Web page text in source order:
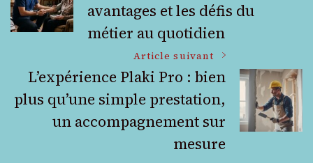
des
articles
avantages et les défis du
métier au quotidien
Article suivant
L’expérience Plaki Pro : bien
plus qu’une simple prestation,
un accompagnement sur
mesure